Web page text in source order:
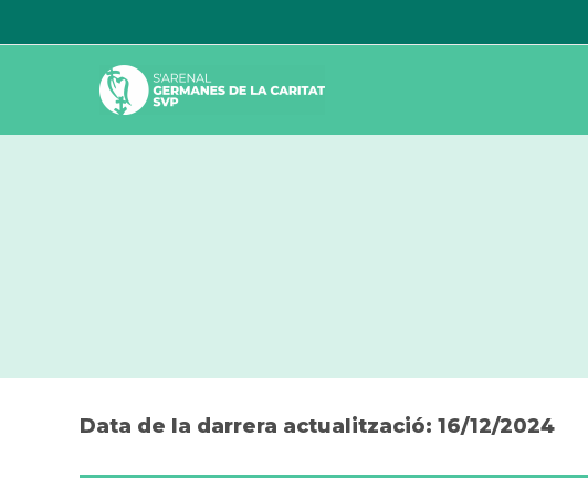
al
Data de la darrera actualització: 16/12/2024